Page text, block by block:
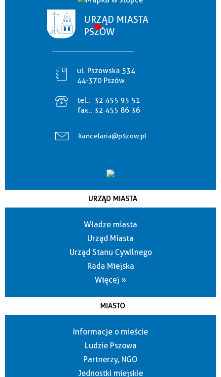
URZĄD MIASTA
PSZÓW
ul. Pszowska 534
44-370 Pszów
tel.: 32 455 95 51
fax.: 32 455 86 36
kancelaria@pszow.pl
URZĄD MIASTA
Władze miasta
Urząd Miasta
Urząd Stanu Cywilnego
Rada Miejska
Więcej »
MIASTO
Informacje o mieście
Ludzie Pszowa
Partnerzy, NGO
Jednostki miejskie